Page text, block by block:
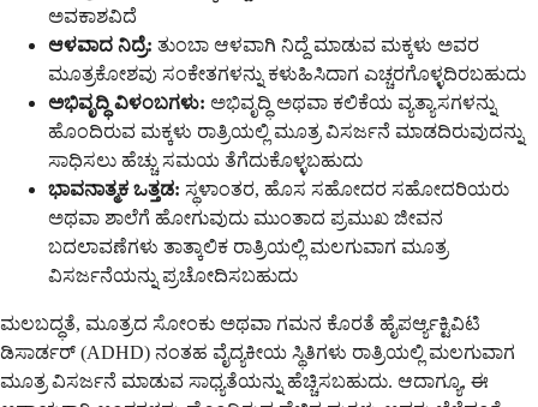
ಅವಕಾಶವಿದೆ
ಆಳವಾದ ನಿದ್ರೆ: ತುಂಬಾ ಆಳವಾಗಿ ನಿದ್ದೆ ಮಾಡುವ ಮಕ್ಕಳು ಅವರ
ಮೂತ್ರಕೋಶವು ಸಂಕೇತಗಳನ್ನು ಕಳುಹಿಸಿದಾಗ ಎಚ್ಚರಗೊಳ್ಳದಿರಬಹುದು
ಅಭಿವೃದ್ಧಿ ವಿಳಂಬಗಳು: ಅಭಿವೃದ್ಧಿ ಅಥವಾ ಕಲಿಕೆಯ ವ್ಯತ್ಯಾಸಗಳನ್ನು
ಹೊಂದಿರುವ ಮಕ್ಕಳು ರಾತ್ರಿಯಲ್ಲಿ ಮೂತ್ರ ವಿಸರ್ಜನೆ ಮಾಡದಿರುವುದನ್ನು
ಸಾಧಿಸಲು ಹೆಚ್ಚು ಸಮಯ ತೆಗೆದುಕೊಳ್ಳಬಹುದು
ಭಾವನಾತ್ಮಕ ಒತ್ತಡ: ಸ್ಥಳಾಂತರ, ಹೊಸ ಸಹೋದರ ಸಹೋದರಿಯರು
ಅಥವಾ ಶಾಲೆಗೆ ಹೋಗುವುದು ಮುಂತಾದ ಪ್ರಮುಖ ಜೀವನ
ಬದಲಾವಣೆಗಳು ತಾತ್ಕಾಲಿಕ ರಾತ್ರಿಯಲ್ಲಿ ಮಲಗುವಾಗ ಮೂತ್ರ
ವಿಸರ್ಜನೆಯನ್ನು ಪ್ರಚೋದಿಸಬಹುದು
ಮಲಬದ್ಧತೆ, ಮೂತ್ರದ ಸೋಂಕು ಅಥವಾ ಗಮನ ಕೊರತೆ ಹೈಪರ್ಆ್ಯಕ್ಟಿವಿಟಿ
ಡಿಸಾರ್ಡರ್ (ADHD) ನಂತಹ ವೈದ್ಯಕೀಯ ಸ್ಥಿತಿಗಳು ರಾತ್ರಿಯಲ್ಲಿ ಮಲಗುವಾಗ
ಮೂತ್ರ ವಿಸರ್ಜನೆ ಮಾಡುವ ಸಾಧ್ಯತೆಯನ್ನು ಹೆಚ್ಚಿಸಬಹುದು. ಆದಾಗ್ಯೂ, ಈ